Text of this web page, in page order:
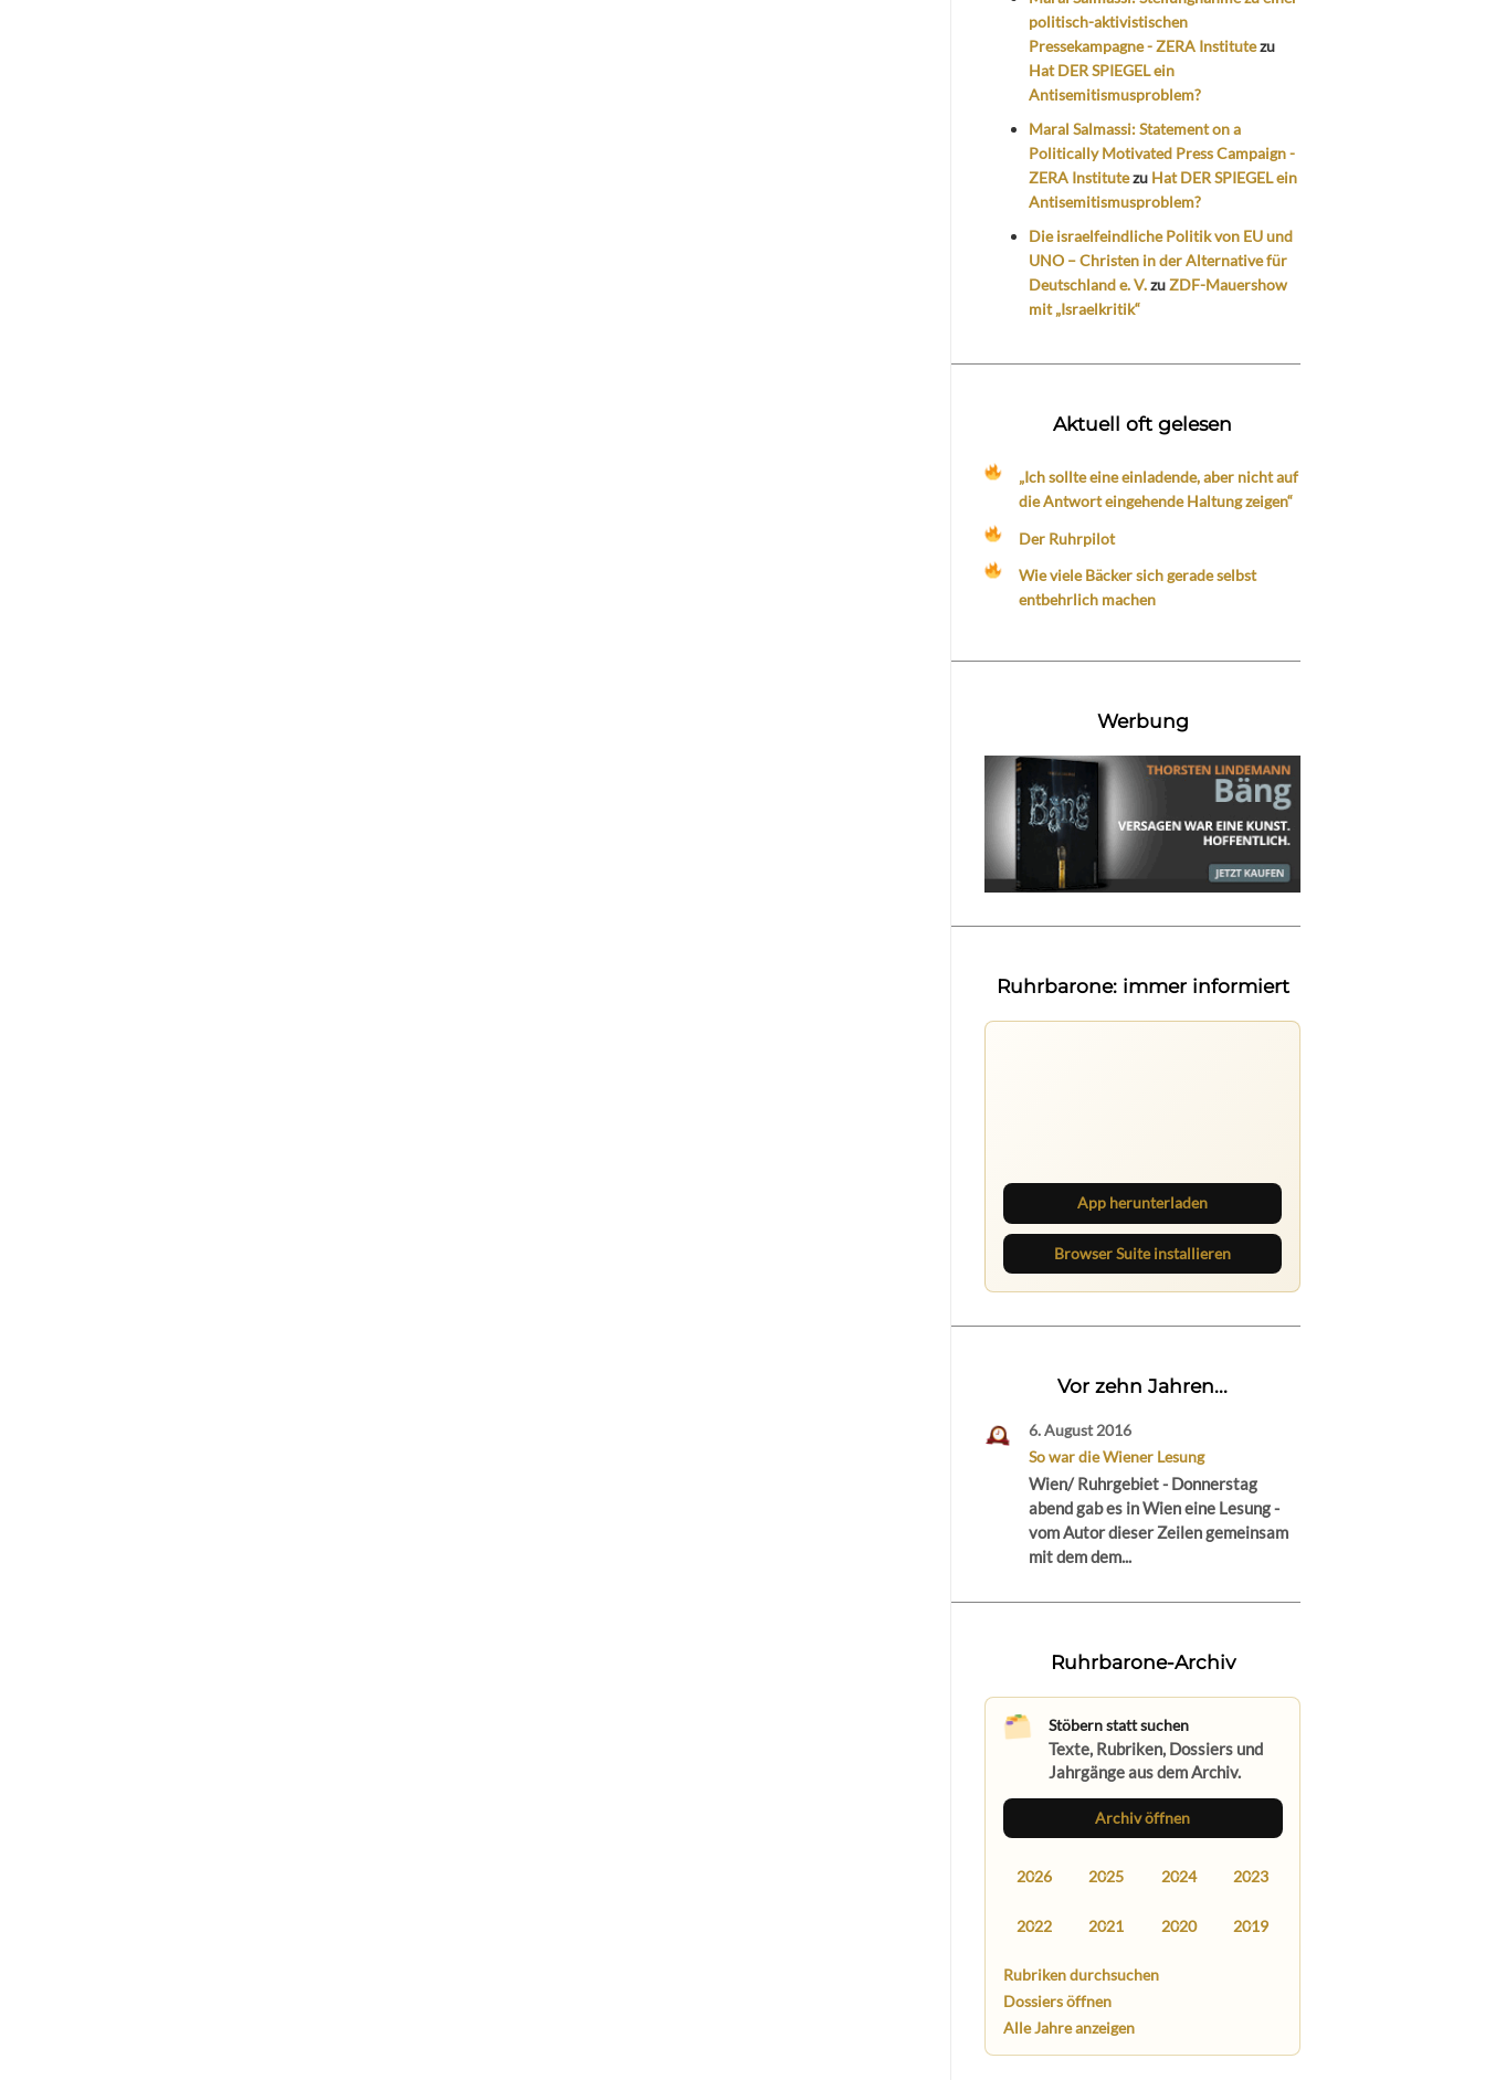
politisch-aktivistischen
Pressekampagne - ZERA Institutezu
Hat DER SPIEGEL ein
Antisemitismusproblem?
Maral Salmassi: Statement on a
Politically Motivated Press Campaign -
ZERA Institutezu Hat DER SPIEGEL ein
Antisemitismusproblem?
Die israelfeindliche Politik von EU und
UNO – Christen in der Alternative für
Deutschland e. V.zuZDF-Mauershow
mit „Israelkritik“
Aktuell oft gelesen
„Ich sollte eine einladende, aber nicht auf
die Antwort eingehende Haltung zeigen“
Der Ruhrpilot
Wie viele Bäcker sich gerade selbst
entbehrlich machen
Werbung
Ruhrbarone: immer informiert
App herunterladen
Browser Suite installieren
Vor zehn Jahren...
6. August 2016
So war die Wiener Lesung
Wien/ Ruhrgebiet - Donnerstag
abend gab es in Wien eine Lesung -
vom Autor dieser Zeilen gemeinsam
mit dem dem...
Ruhrbarone-Archiv
Stöbern statt suchen
Texte, Rubriken, Dossiers und
Jahrgänge aus dem Archiv.
Archiv öffnen
2026 2025 2024 2023
2022 2021 2020 2019
Rubriken durchsuchen
Dossiers öffnen
Alle Jahre anzeigen